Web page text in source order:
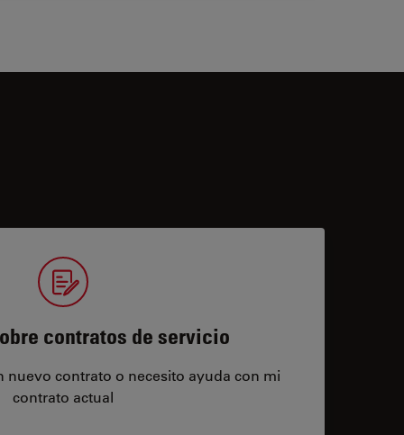
contratos de servicio
nuevo contrato o necesito ayuda con mi
contrato actual